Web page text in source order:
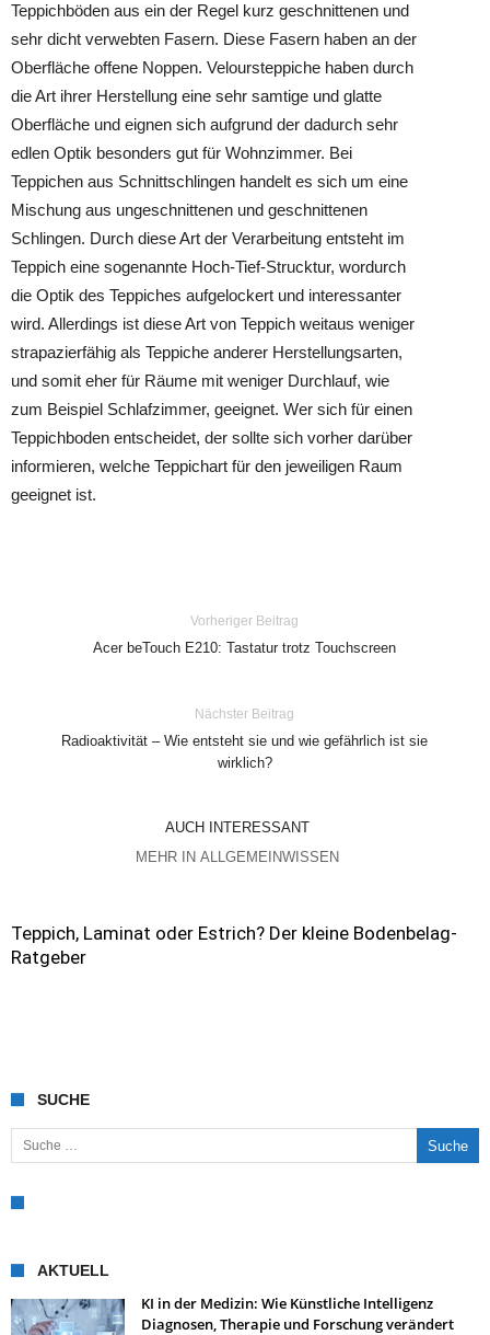
Teppichböden aus ein der Regel kurz geschnittenen und
sehr dicht verwebten Fasern. Diese Fasern haben an der
Oberfläche offene Noppen. Veloursteppiche haben durch
die Art ihrer Herstellung eine sehr samtige und glatte
Oberfläche und eignen sich aufgrund der dadurch sehr
edlen Optik besonders gut für Wohnzimmer. Bei
Teppichen aus Schnittschlingen handelt es sich um eine
Mischung aus ungeschnittenen und geschnittenen
Schlingen. Durch diese Art der Verarbeitung entsteht im
Teppich eine sogenannte Hoch-Tief-Strucktur, wordurch
die Optik des Teppiches aufgelockert und interessanter
wird. Allerdings ist diese Art von Teppich weitaus weniger
strapazierfähig als Teppiche anderer Herstellungsarten,
und somit eher für Räume mit weniger Durchlauf, wie
zum Beispiel Schlafzimmer, geeignet. Wer sich für einen
Teppichboden entscheidet, der sollte sich vorher darüber
informieren, welche Teppichart für den jeweiligen Raum
geeignet ist.
Vorheriger Beitrag
Acer beTouch E210: Tastatur trotz Touchscreen
Nächster Beitrag
Radioaktivität – Wie entsteht sie und wie gefährlich ist sie
wirklich?
AUCH INTERESSANT
MEHR IN ALLGEMEINWISSEN
Teppich, Laminat oder Estrich? Der kleine Bodenbelag-
Ratgeber
SUCHE
Suche nach:
AKTUELL
KI in der Medizin: Wie Künstliche Intelligenz
Diagnosen, Therapie und Forschung verändert